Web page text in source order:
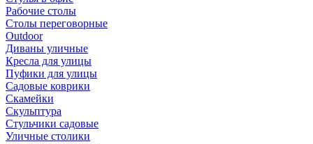
Рабочие столы
Столы переговорные
Outdoor
Диваны уличные
Кресла для улицы
Пуфики для улицы
Садовые коврики
Скамейки
Скульптура
Стульчики садовые
Уличные столики